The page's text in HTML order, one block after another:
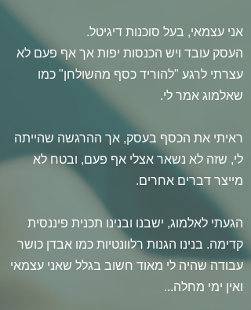
אני עצמאי, בעל סוכנות דיגיטל.
העסק עובד ויש הכנסות יפות אך אף פעם לא
עצרתי לרגע "להוריד כסף מהשולחן" כמו
שאלמוג אמר לי.
ראיתי את הכסף בעסק, אך ההרגשה שהייתה
לי, שזה לא נשאר אצלי אף פעם, ובטח לא
מייצר דברים אחרים.
הגעתי לאלמוג, ישבנו ובנינו תכנית פיננסית
קדימה. בנינו הגנות רלוונטיות כמו אבדן כושר
עבודה שהיה לי מאוד חשוב בגלל שאני עצמאי
ואין ימי מחלה...